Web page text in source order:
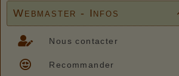
Webmaster - Infos
Nous contacter
Recommander